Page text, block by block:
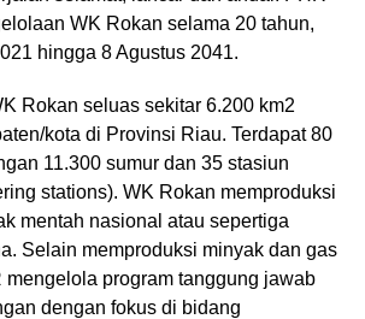
WK Rokan selama 20 tahun,
hingga 8 Agustus 2041.
Rokan seluas sekitar 6.200 km2
kota di Provinsi Riau. Terdapat 80
11.300 sumur dan 35 stasiun
stations). WK Rokan memproduksi
mentah nasional atau sepertiga
Selain memproduksi minyak dan gas
mengelola program tanggung jawab
dengan fokus di bidang